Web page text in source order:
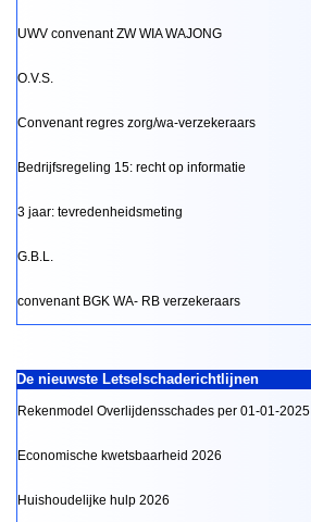
UWV convenant ZW WIA WAJONG
O.V.S.
Convenant regres zorg/wa-verzekeraars
Bedrijfsregeling 15: recht op informatie
3 jaar: tevredenheidsmeting
G.B.L.
convenant BGK WA- RB verzekeraars
De nieuwste Letselschaderichtlijnen
Rekenmodel Overlijdensschades per 01-01-2025
Economische kwetsbaarheid 2026
Huishoudelijke hulp 2026